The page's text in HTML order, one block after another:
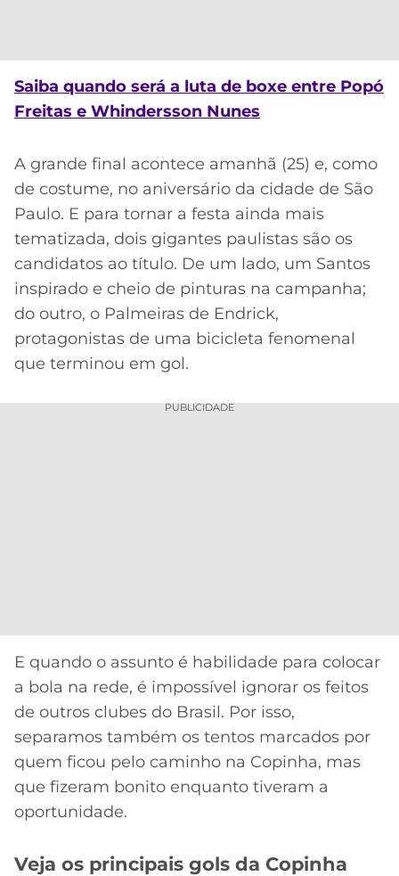
ONLINE
GRÊMIO
ATLÉTICO
CRUZEIRO
LALIGA
Saiba quando será a luta de boxe entre Popó
Freitas e Whindersson Nunes
A grande final acontece amanhã (25) e, como
de costume, no aniversário da cidade de São
Paulo. E para tornar a festa ainda mais
tematizada, dois gigantes paulistas são os
candidatos ao título. De um lado, um Santos
inspirado e cheio de pinturas na campanha;
do outro, o Palmeiras de Endrick,
protagonistas de uma bicicleta fenomenal
que terminou em gol.
PUBLICIDADE
E quando o assunto é habilidade para colocar
a bola na rede, é impossível ignorar os feitos
de outros clubes do Brasil. Por isso,
separamos também os tentos marcados por
quem ficou pelo caminho na Copinha, mas
que fizeram bonito enquanto tiveram a
oportunidade.
Veja os principais gols da Copinha